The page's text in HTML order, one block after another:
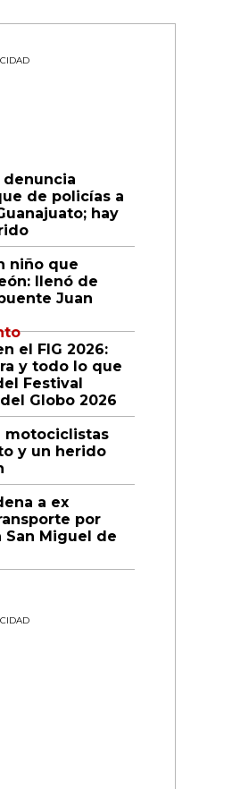
denuncia
de policías a
hay
niño que
llenó de
Juan
el FIG 2026:
y todo lo que
Festival
Globo 2026
motociclistas
y un herido
a ex
por
Miguel de